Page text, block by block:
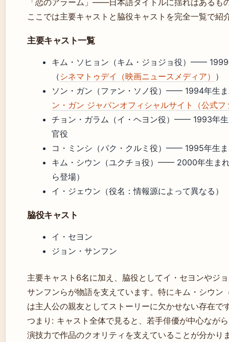
「恋のアラーム」——日本語タイトルに揺れはあるも
ここでは主要キャストと脇役キャストを完全一覧で紹
主要キャスト一覧
キム・ソヒョン（キム・ジョジョ役）——
（ シネマトゥデイ（映画ニュースメディア） ）
ソン・ガン（ファン・ソノ役）—— 1994年生
ン・ガン ジャパンオフィシャルサイト（公式フ
チョン・ガラム（イ・ヘヨン役）—— 1993年
官役
コ・ミンシ（パク・クルミ役）—— 1995年生
キム・シウン（ユクチョ役）—— 2000年生ま
ら登場）
イ・ジェウン（役名：情報源によって異なる）
脇役キャスト
イ・セヨン
ジョン・サンフン
主要キャスト6名に加え、脇役としてイ・セヨンやジ
サンフンらが物語を支えています。特にキム・シウン
は主人公の親友としてストーリーに欠かせない存在で
つまり: キャスト全体で見ると、若手俳優が中心なが
演技力で作品のクオリティを支えていることが分かり